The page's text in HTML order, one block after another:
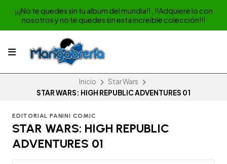
¡¡¡No te quedes sin tu album del mundia!! , !!Adquiere lo con
nosotros y no te quedes sin esta increible colección!!!
Inicio
Star Wars
STAR WARS: HIGH REPUBLIC ADVENTURES 01
EDITORIAL PANINI COMIC
STAR WARS: HIGH REPUBLIC
ADVENTURES 01